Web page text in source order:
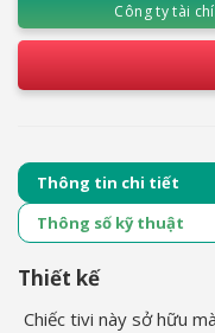
Công ty tài
Thông tin chi tiết
Thông số kỹ thuật
Thiết kế
Chiếc tivi này sở hữu